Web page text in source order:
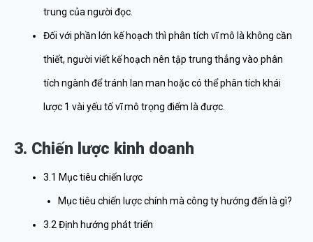
trung của người đọc.
Đối với phần lớn kế hoạch thì phân tích vĩ mô là không cần
thiết, người viết kế hoạch nên tập trung thẳng vào phân
tích ngành để tránh lan man hoặc có thể phân tích khái
lược 1 vài yếu tố vĩ mô trọng điểm là được.
3. Chiến lược kinh doanh
3.1 Mục tiêu chiến lược
Mục tiêu chiến lược chính mà công ty hướng đến là gì?
3.2 Định hướng phát triển